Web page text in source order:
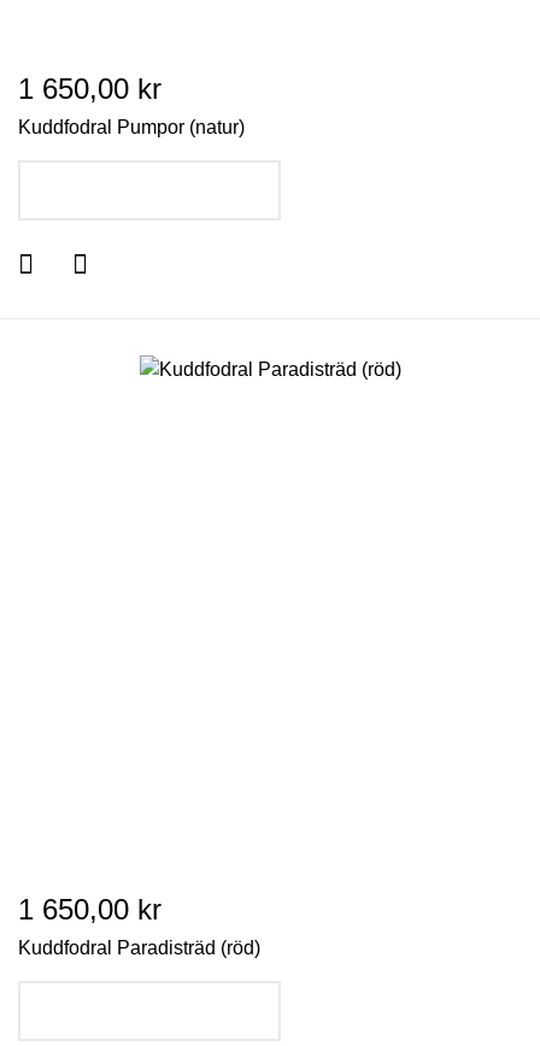
1 650,00 kr
Kuddfodral Pumpor (natur)
1 650,00 kr
Kuddfodral Paradisträd (röd)